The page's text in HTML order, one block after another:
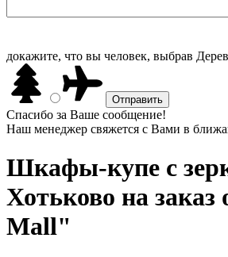
докажите, что вы человек, выбрав
Спасибо за Ваше сообщение!
Наш менеджер свяжется с Вами в
Шкафы-купе с
Хотьково на
Mall"